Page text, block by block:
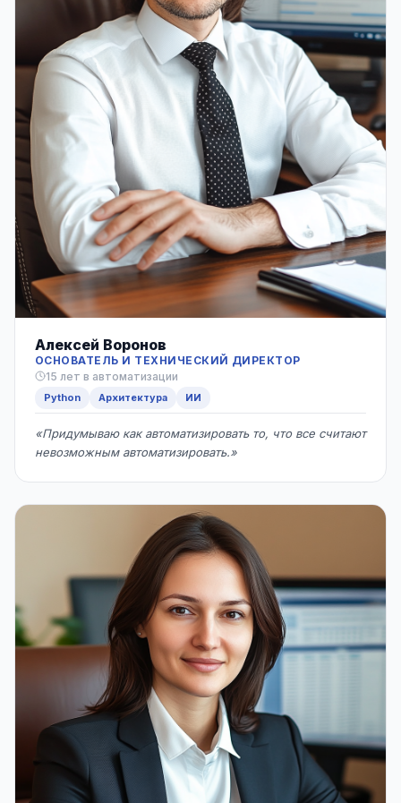
Алексей Воронов
ОСНОВАТЕЛЬ И ТЕХНИЧЕСКИЙ ДИРЕКТОР
15 лет в автоматизации
Python Архитектура ИИ
«Придумываю как автоматизировать то, что все считают
невозможным автоматизировать.»